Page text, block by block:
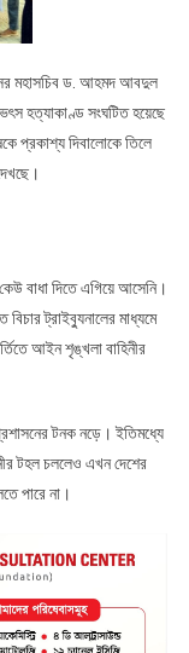
মিটফোর্ডে
বিভৎস
খুনীদের
প্রতিবাদ
সমাবেশে
——
আবদুল
কাদের
মহাসচিব ড. আহমদ আবদুল
হত্যাকাণ্ড সংঘটিত হয়েছে
প্রকাশ্য দিবালোকে তিলে
বাধা দিতে এগিয়ে আসেনি।
ট্রাইব্যুনালের মাধ্যমে
আইন শৃঙ্খলা বাহিনীর
টনক নড়ে। ইতিমধ্যে
টহল চললেও এখন দেশের
পারে না।